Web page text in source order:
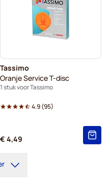
Tassimo
Oranje Service T-disc
1 stuk voor Tassimo
4.9(95)
€ 4,49